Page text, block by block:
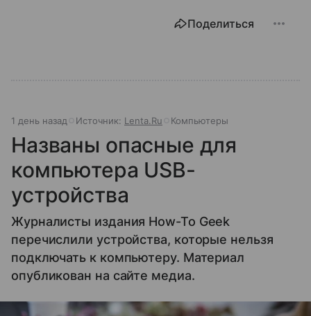
Поделиться
1 день назад Источник: Lenta.Ru Компьютеры
Названы опасные для
компьютера USB-
устройства
Журналисты издания How-To Geek
перечислили устройства, которые нельзя
подключать к компьютеру. Материал
опубликован на сайте медиа.